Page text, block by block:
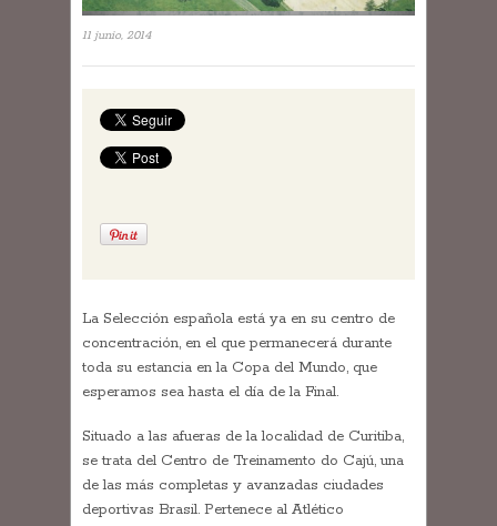
11 junio, 2014
La Selección española está ya en su centro de
concentración, en el que permanecerá durante
toda su estancia en la Copa del Mundo, que
esperamos sea hasta el día de la Final.
Situado a las afueras de la localidad de Curitiba,
se trata del Centro de Treinamento do Cajú, una
de las más completas y avanzadas ciudades
deportivas Brasil. Pertenece al Atlético